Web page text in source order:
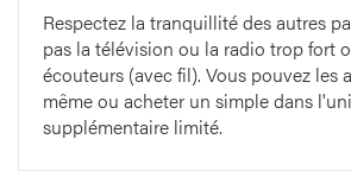
Respectez la tranquillité des autres
pas la télévision ou la radio trop fort
écouteurs (avec fil). Vous pouvez les
même ou acheter un simple dans
supplémentaire limité.